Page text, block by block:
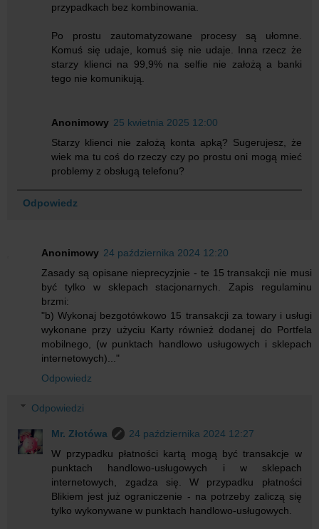
przypadkach bez kombinowania.
Po prostu zautomatyzowane procesy są ułomne.
Komuś się udaje, komuś się nie udaje. Inna rzecz że
starzy klienci na 99,9% na selfie nie założą a banki
tego nie komunikują.
Anonimowy 25 kwietnia 2025 12:00
Starzy klienci nie założą konta apką? Sugerujesz, że
wiek ma tu coś do rzeczy czy po prostu oni mogą mieć
problemy z obsługą telefonu?
Odpowiedz
Anonimowy 24 października 2024 12:20
Zasady są opisane nieprecyzjnie - te 15 transakcji nie musi
być tylko w sklepach stacjonarnych. Zapis regulaminu
brzmi:
"b) Wykonaj bezgotówkowo 15 transakcji za towary i usługi
wykonane przy użyciu Karty również dodanej do Portfela
mobilnego, (w punktach handlowo usługowych i sklepach
internetowych)..."
Odpowiedz
Odpowiedzi
Mr. Złotówa
24 października 2024 12:27
W przypadku płatności kartą mogą być transakcje w
punktach handlowo-usługowych i w sklepach
internetowych, zgadza się. W przypadku płatności
Blikiem jest już ograniczenie - na potrzeby zaliczą się
tylko wykonywane w punktach handlowo-usługowych.